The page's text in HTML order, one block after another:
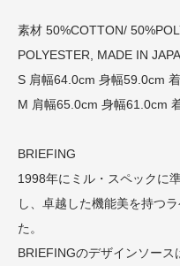
素材 50%COTTON/
POLYESTER, MADE IN
S 肩幅64.0cm 身幅59.0cm
M 肩幅65.0cm 身幅61.0cm
BRIEFING
1998年にミル・スペックに
し、卓越した機能美を持つ
た。
BRIEFINGのデザインソー